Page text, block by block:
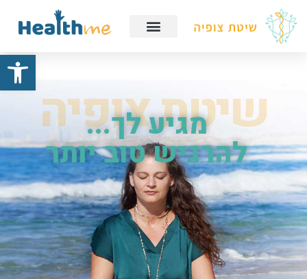
שיטת צופיה
מגיע לך...
להרגיש טוב יותר